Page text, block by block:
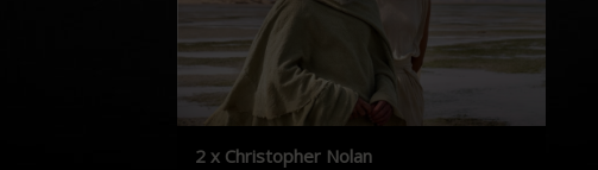
2 x Christopher Nolan